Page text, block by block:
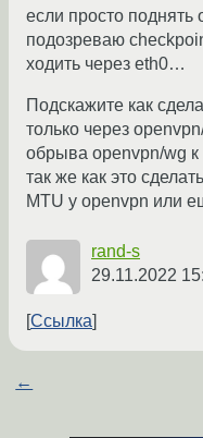
если просто поднять
подозреваю
ходить через eth0…
Подскажите как
только через
обрыва openvpn/wg
так же как это
MTU у openvpn или
rand-s
29.11.2022
Ссылка
←